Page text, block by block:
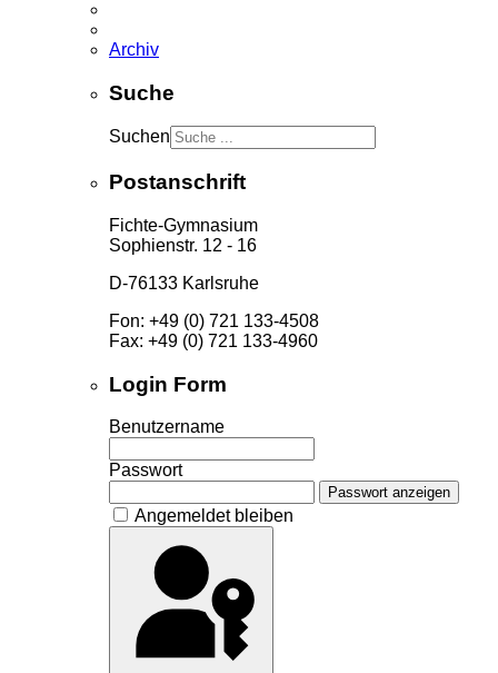
Archiv
Suche
Suchen
Postanschrift
Fichte-Gymnasium
Sophienstr. 12 - 16
D-76133 Karlsruhe
Fon: +49 (0) 721 133-4508
Fax: +49 (0) 721 133-4960
Login Form
Benutzername
Passwort
Passwort anzeigen
Angemeldet bleiben